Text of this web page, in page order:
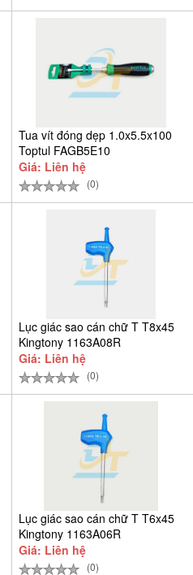
Tua vít đóng dẹp 1.0x5.5x100
Toptul FAGB5E10
Giá: Liên hệ
(0)
Lục giác sao cán chữ T T8x45
Kingtony 1163A08R
Giá: Liên hệ
(0)
Lục giác sao cán chữ T T6x45
Kingtony 1163A06R
Giá: Liên hệ
(0)